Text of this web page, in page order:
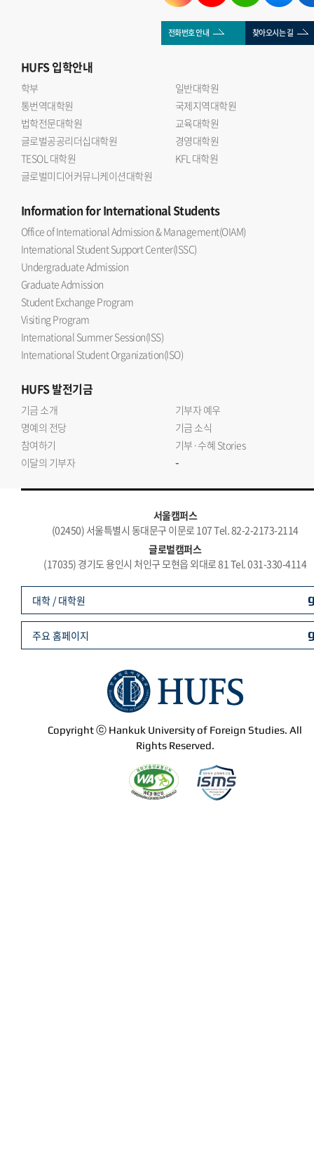
전화번호 안내 찾아오시는 길
HUFS입학안내
학부
일반대학원
통번역대학원
국제지역대학원
법학전문대학원
교육대학원
글로벌공공리더십대학원
경영대학원
TESOL 대학원
KFL 대학원
글로벌미디어커뮤니케이션대학원
Informationfor International Students
Office of International Admission & Management(OIAM)
International Student Support Center(ISSC)
Undergraduate Admission
Graduate Admission
Student Exchange Program
Visiting Program
International Summer Session(ISS)
International Student Organization(ISO)
HUFS발전기금
기금 소개
기부자 예우
명예의 전당
기금 소식
참여하기
기부·수혜 Stories
이달의 기부자
-
서울캠퍼스
(02450) 서울특별시 동대문구 이문로 107 Tel. 82-2-2173-2114
글로벌캠퍼스
(17035) 경기도 용인시 처인구 모현읍 외대로 81 Tel. 031-330-4114
Copyright ⓒ Hankuk University of Foreign Studies. All
Rights Reserved.
대학 / 대학원
주요 홈페이지